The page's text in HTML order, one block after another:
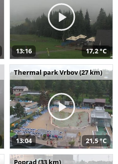
13:16 17,2 °C
Thermal park Vrbov (27 km)
13:04 21,5 °C
Poprad (33 km)